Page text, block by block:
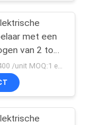
11
met een
van 2 ton
van 3
efficiënte
＄1200-＄1400 /unit MOQ:1 eenheid